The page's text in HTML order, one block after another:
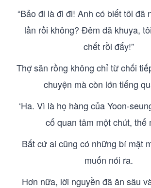
“Bảo đi là đi đi! Anh có biết tôi đã
lần rồi không? Đêm đã khuya,
chết rồi đấy!”
Thợ săn rồng không chỉ từ chối
chuyện mà còn lớn tiếng
‘Ha. Vì là họ hàng của Yoon-
cố quan tâm một chút, thế
Bất cứ ai cũng có những bí mật
muốn nói ra.
Hơn nữa, lời nguyền đã ăn sâu